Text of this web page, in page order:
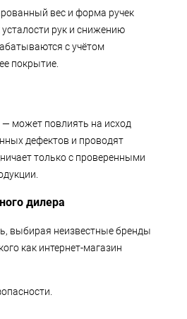
вес и форма ручек
рук и снижению
с учётом
покрытие.
может повлиять на исход
дефектов и проводят
только с проверенными
дилера
выбирая неизвестные бренды
как интернет-магазин